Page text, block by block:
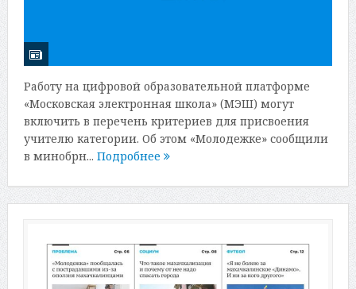
Работу на цифровой образовательной платформе
«Московская электронная школа» (МЭШ) могут
включить в перечень критериев для присвоения
учителю категории. Об этом «Молодежке» сообщили
в минобрн... Подробнее